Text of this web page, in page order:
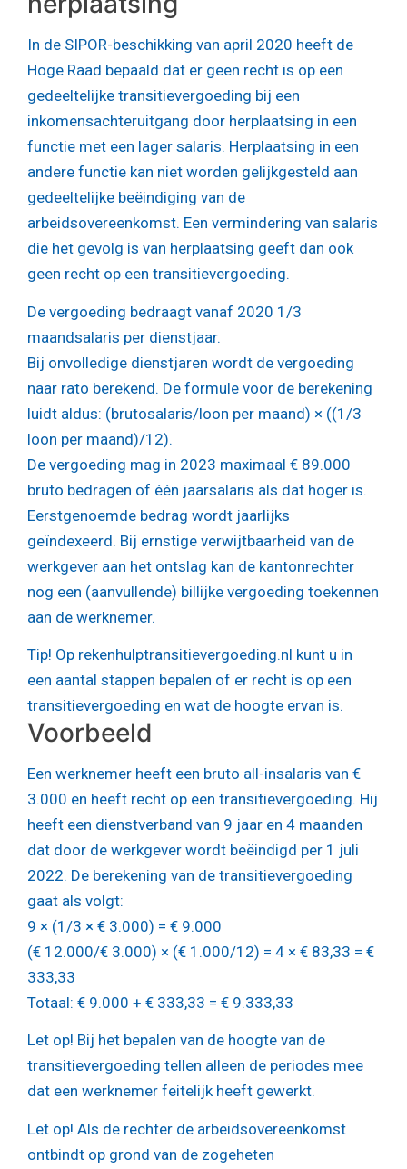
In de SIPOR-beschikking van april 2020 heeft de
Hoge Raad bepaald dat er geen recht is op een
gedeeltelijke transitievergoeding bij een
inkomensachteruitgang door herplaatsing in een
functie met een lager salaris. Herplaatsing in een
andere functie kan niet worden gelijkgesteld aan
gedeeltelijke beëindiging van de
arbeidsovereenkomst. Een vermindering van salaris
die het gevolg is van herplaatsing geeft dan ook
geen recht op een transitievergoeding.
De vergoeding bedraagt vanaf 2020 1/3
maandsalaris per dienstjaar.
Bij onvolledige dienstjaren wordt de vergoeding
naar rato berekend. De formule voor de berekening
luidt aldus: (brutosalaris/loon per maand) × ((1/3
loon per maand)/12).
De vergoeding mag in 2023 maximaal € 89.000
bruto bedragen of één jaarsalaris als dat hoger is.
Eerstgenoemde bedrag wordt jaarlijks
geïndexeerd. Bij ernstige verwijtbaarheid van de
werkgever aan het ontslag kan de kantonrechter
nog een (aanvullende) billijke vergoeding toekennen
aan de werknemer.
Tip! Op rekenhulptransitievergoeding.nl kunt u in
een aantal stappen bepalen of er recht is op een
transitievergoeding en wat de hoogte ervan is.
Voorbeeld
Een werknemer heeft een bruto all-insalaris van €
3.000 en heeft recht op een transitievergoeding. Hij
heeft een dienstverband van 9 jaar en 4 maanden
dat door de werkgever wordt beëindigd per 1 juli
2022. De berekening van de transitievergoeding
gaat als volgt:
9 × (1/3 × € 3.000) = € 9.000
(€ 12.000/€ 3.000) × (€ 1.000/12) = 4 × € 83,33 = €
333,33
Totaal: € 9.000 + € 333,33 = € 9.333,33
Let op! Bij het bepalen van de hoogte van de
transitievergoeding tellen alleen de periodes mee
dat een werknemer feitelijk heeft gewerkt.
Let op! Als de rechter de arbeidsovereenkomst
ontbindt op grond van de zogeheten